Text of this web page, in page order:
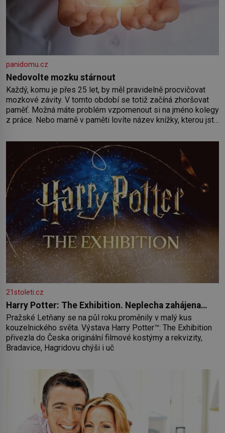
panidomu.cz
Nedovolte mozku stárnout
Každý, komu je přes 25 let, by měl pravidelně procvičovat
mozkové závity. V tomto období se totiž začíná zhoršovat
paměť. Možná máte problém vzpomenout si na jméno kolegy
z práce. Nebo marně v paměti lovíte název knížky, kterou jste
paměť rozhodla stávkovat. Cvičte
21stoleti.cz
Harry Potter: The Exhibition. Neplecha zahájena…
Pražské Letňany se na půl roku proměnily v malý kus
kouzelnického světa. Výstava Harry Potter™: The Exhibition
přivezla do Česka originální filmové kostýmy a rekvizity,
Bradavice, Hagridovu chýši i uč